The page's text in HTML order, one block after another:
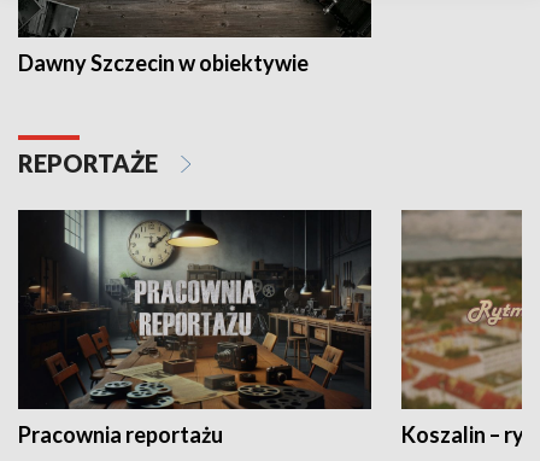
Dawny Szczecin w obiektywie
REPORTAŻE
Pracownia reportażu Koszalin –